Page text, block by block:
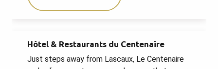
Hôtel & Restaurants du Centenaire
Just steps away from Lascaux, Le Centenaire